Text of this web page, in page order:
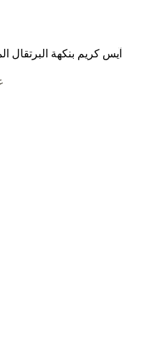
آيس كريم بنكهة البرتقال